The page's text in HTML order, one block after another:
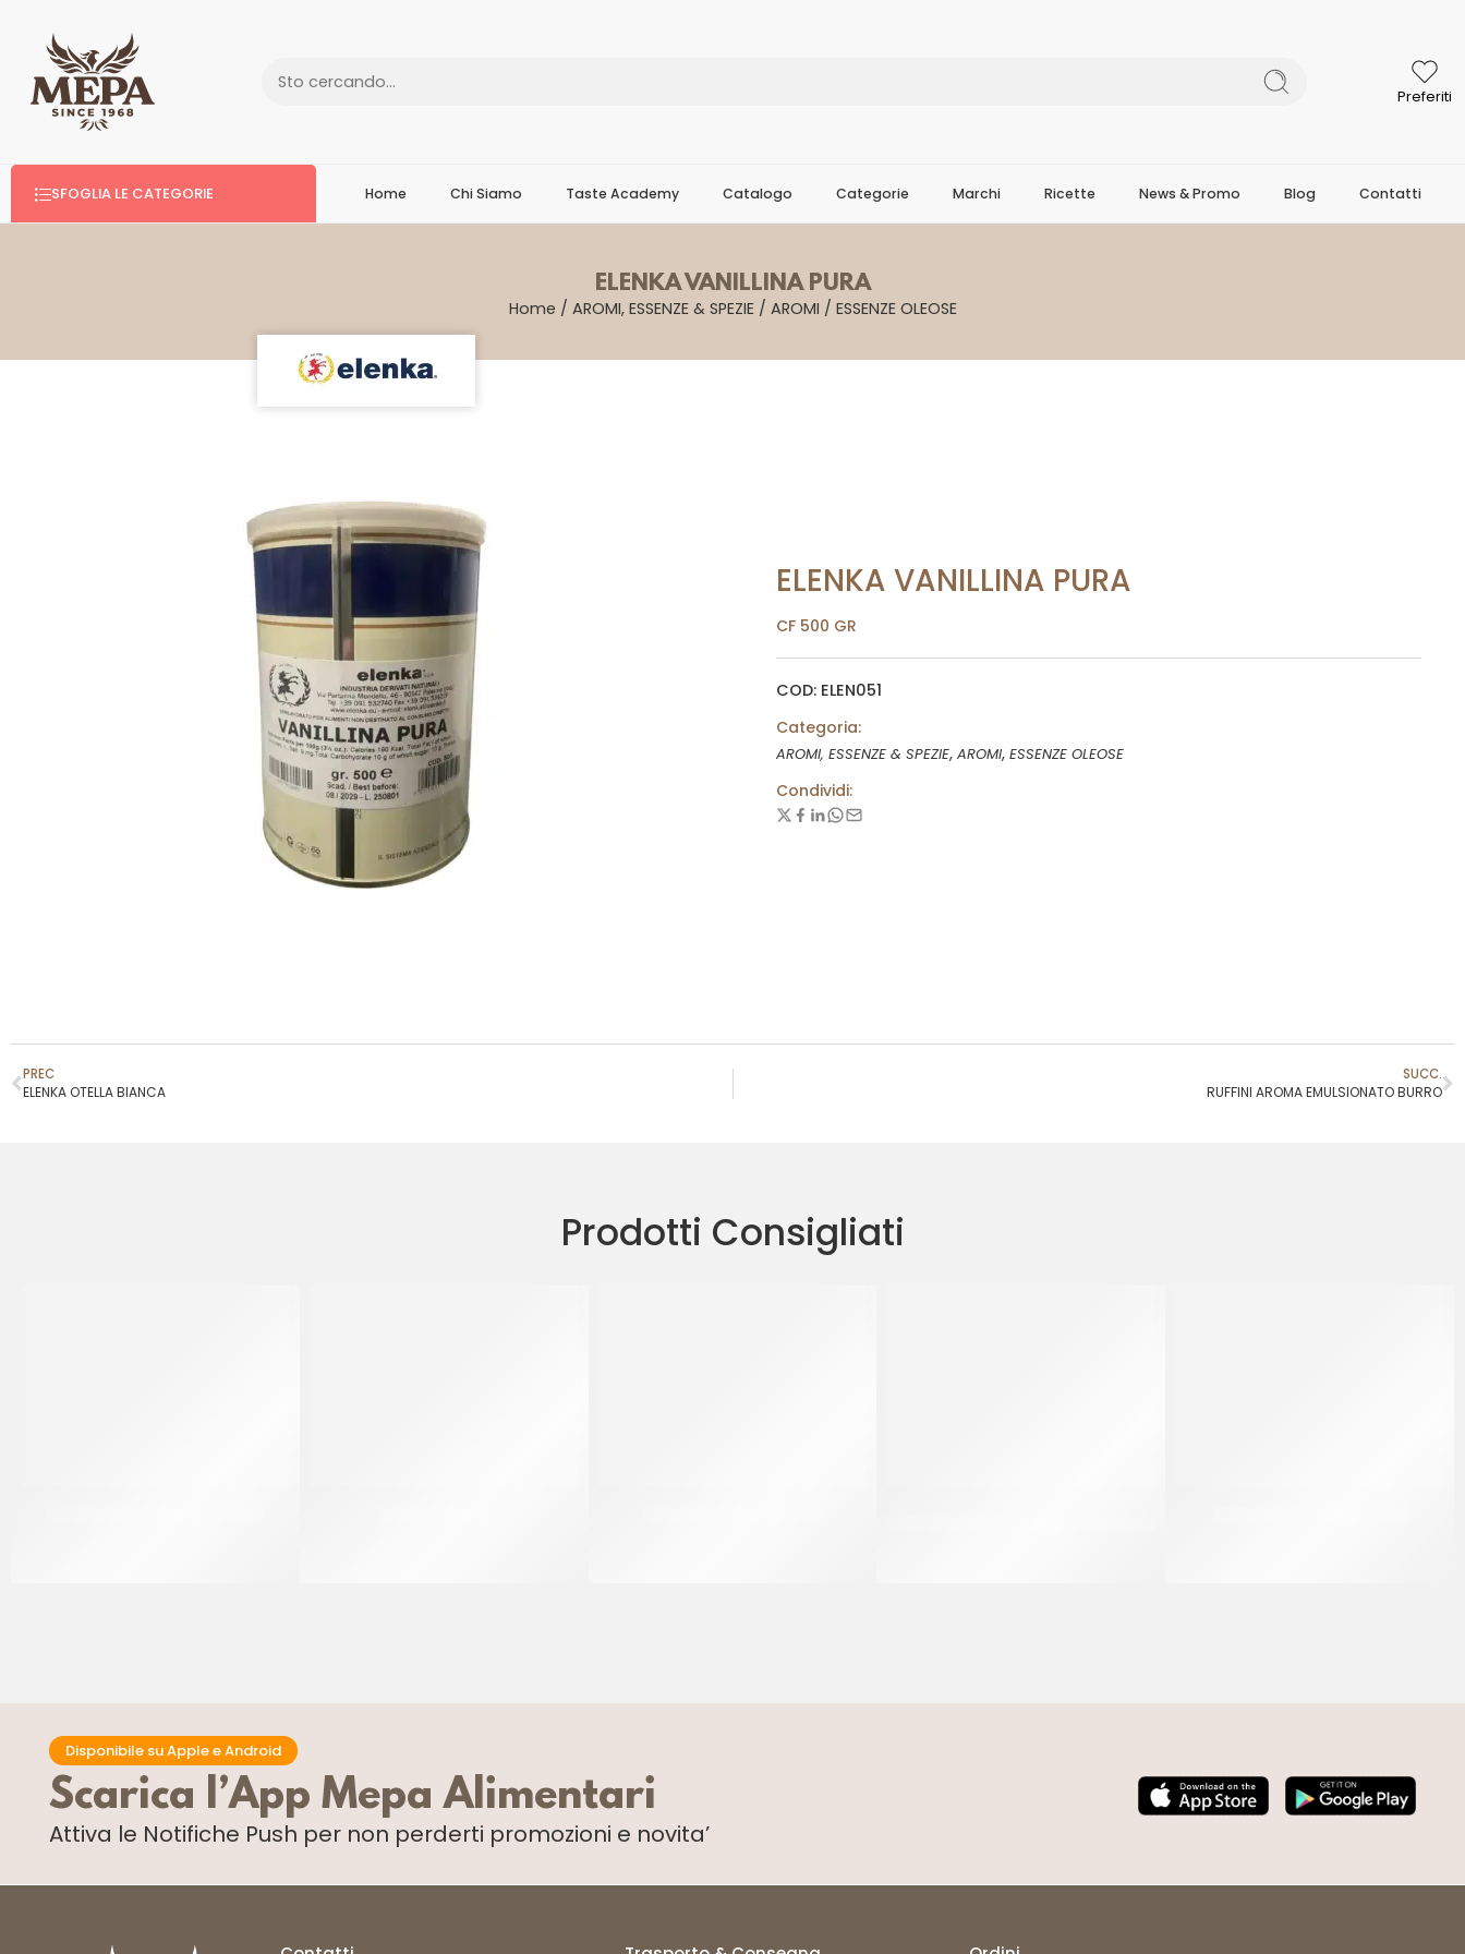
Preferiti
SFOGLIA LE CATEGORIE Home Chi Siamo Taste Academy Catalogo Categorie Marchi Ricette News & Promo Blog Contatti
ELENKA VANILLINA PURA
Home / AROMI, ESSENZE & SPEZIE/ AROMI / ESSENZE OLEOSE
ELENKA VANILLINA PURA
CF 500 GR
COD: ELEN051
Categoria:
AROMI, ESSENZE & SPEZIE, AROMI, ESSENZE OLEOSE
Condividi:
PREC
ELENKA OTELLA BIANCA
SUCC.
RUFFINI AROMA EMULSIONATO BURRO
Prodotti Consigliati
Disponibile su Apple e Android
Scarica l’App Mepa Alimentari
Attiva le Notifiche Push per non perderti promozioni e novita’